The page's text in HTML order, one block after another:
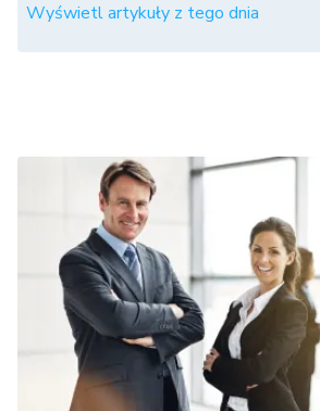
Wyświetl artykuły z tego dnia